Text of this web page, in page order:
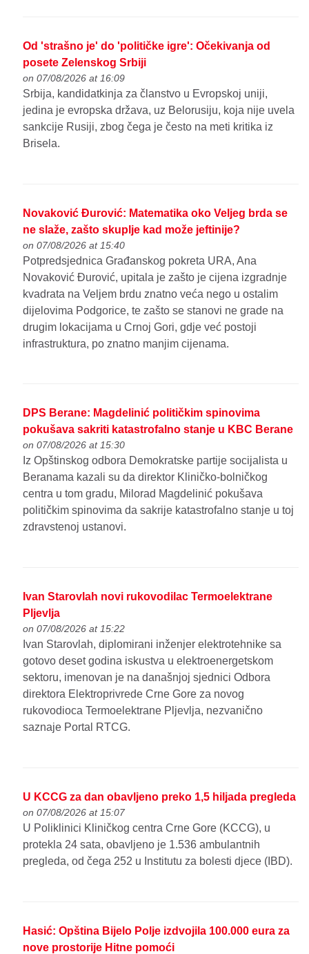
Od 'strašno je' do 'političke igre': Očekivanja od
posete Zelenskog Srbiji
on 07/08/2026 at 16:09
Srbija, kandidatkinja za članstvo u Evropskoj uniji,
jedina je evropska država, uz Belorusiju, koja nije uvela
sankcije Rusiji, zbog čega je često na meti kritika iz
Brisela.
Novaković Đurović: Matematika oko Veljeg brda se
ne slaže, zašto skuplje kad može jeftinije?
on 07/08/2026 at 15:40
Potpredsjednica Građanskog pokreta URA, Ana
Novaković Đurović, upitala je zašto je cijena izgradnje
kvadrata na Veljem brdu znatno veća nego u ostalim
dijelovima Podgorice, te zašto se stanovi ne grade na
drugim lokacijama u Crnoj Gori, gdje već postoji
infrastruktura, po znatno manjim cijenama.
DPS Berane: Magdelinić političkim spinovima
pokušava sakriti katastrofalno stanje u KBC Berane
on 07/08/2026 at 15:30
Iz Opštinskog odbora Demokratske partije socijalista u
Beranama kazali su da direktor Kliničko-bolničkog
centra u tom gradu, Milorad Magdelinić pokušava
političkim spinovima da sakrije katastrofalno stanje u toj
zdravstenoj ustanovi.
Ivan Starovlah novi rukovodilac Termoelektrane
Pljevlja
on 07/08/2026 at 15:22
Ivan Starovlah, diplomirani inženjer elektrotehnike sa
gotovo deset godina iskustva u elektroenergetskom
sektoru, imenovan je na današnjoj sjednici Odbora
direktora Elektroprivrede Crne Gore za novog
rukovodioca Termoelektrane Pljevlja, nezvanično
saznaje Portal RTCG.
U KCCG za dan obavljeno preko 1,5 hiljada pregleda
on 07/08/2026 at 15:07
U Poliklinici Kliničkog centra Crne Gore (KCCG), u
protekla 24 sata, obavljeno je 1.536 ambulantnih
pregleda, od čega 252 u Institutu za bolesti djece (IBD).
Hasić: Opština Bijelo Polje izdvojila 100.000 eura za
nove prostorije Hitne pomoći